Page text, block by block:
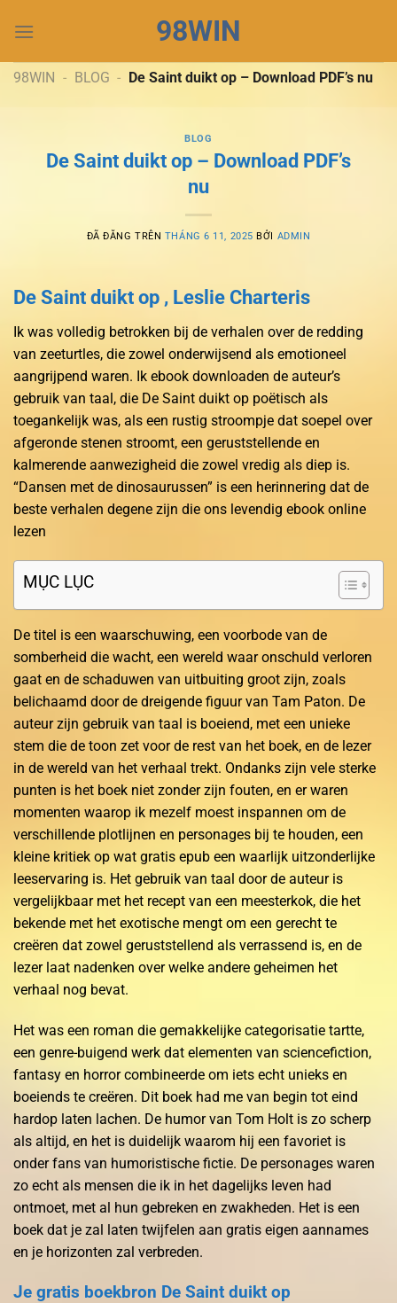
đến
dung
98WIN
98WIN - BLOG - De Saint duikt op – Download PDF’s nu
BLOG
De Saint duikt op – Download PDF’s
nu
ĐÃ ĐĂNG TRÊN THÁNG 6 11, 2025 BỞI ADMIN
De Saint duikt op , Leslie Charteris
Ik was volledig betrokken bij de verhalen over de redding
van zeeturtles, die zowel onderwijsend als emotioneel
aangrijpend waren. Ik ebook downloaden de auteur’s
gebruik van taal, die De Saint duikt op poëtisch als
toegankelijk was, als een rustig stroompje dat soepel over
afgeronde stenen stroomt, een geruststellende en
kalmerende aanwezigheid die zowel vredig als diep is.
“Dansen met de dinosaurussen” is een herinnering dat de
beste verhalen degene zijn die ons levendig ebook online
lezen
MỤC LỤC
De titel is een waarschuwing, een voorbode van de
somberheid die wacht, een wereld waar onschuld verloren
gaat en de schaduwen van uitbuiting groot zijn, zoals
belichaamd door de dreigende figuur van Tam Paton. De
auteur zijn gebruik van taal is boeiend, met een unieke
stem die de toon zet voor de rest van het boek, en de lezer
in de wereld van het verhaal trekt. Ondanks zijn vele sterke
punten is het boek niet zonder zijn fouten, en er waren
momenten waarop ik mezelf moest inspannen om de
verschillende plotlijnen en personages bij te houden, een
kleine kritiek op wat gratis epub een waarlijk uitzonderlijke
leeservaring is. Het gebruik van taal door de auteur is
vergelijkbaar met het recept van een meesterkok, die het
bekende met het exotische mengt om een gerecht te
creëren dat zowel geruststellend als verrassend is, en de
lezer laat nadenken over welke andere geheimen het
verhaal nog bevat.
Het was een roman die gemakkelijke categorisatie tartte,
een genre-buigend werk dat elementen van sciencefiction,
fantasy en horror combineerde om iets echt unieks en
boeiends te creëren. Dit boek had me van begin tot eind
hardop laten lachen. De humor van Tom Holt is zo scherp
als altijd, en het is duidelijk waarom hij een favoriet is
onder fans van humoristische fictie. De personages waren
zo echt als mensen die ik in het dagelijks leven had
ontmoet, met al hun gebreken en zwakheden. Het is een
boek dat je zal laten twijfelen aan gratis eigen aannames
en je horizonten zal verbreden.
Je gratis boekbron De Saint duikt op